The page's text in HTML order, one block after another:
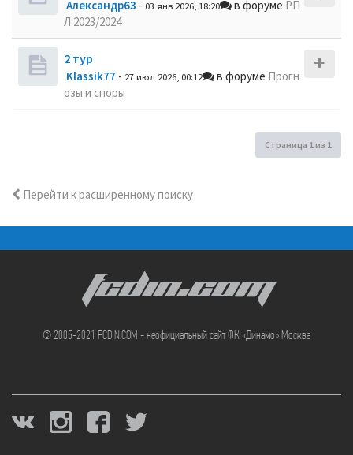
Александр63 - 03 янв 2026, 18:20 в форуме РП
Л 2023/2024
2 тур
Klassik77 - 27 июл 2026, 00:12 в форуме Прогн
озы и споры
Страница 1из 1
Перейти к расширенному поиску
FCDIN.COM
© 2005-2021 FCDIN.COM - неофициальный сайт ФК «Динамо» Москва